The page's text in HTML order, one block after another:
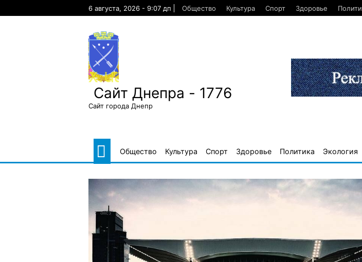
6 августа, 2026 - 9:07 дп Общество Культура Спорт Здоровье
Сайт Днепра - 1776
Сайт города Днепр
Общество Культура Спорт Здоровье Политика Экология